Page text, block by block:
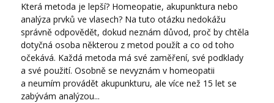
Která metoda je lepší? Homeopatie, akupunktura nebo
analýza prvků ve vlasech? Na tuto otázku nedokážu
správně odpovědět, dokud neznám důvod, proč by chtěla
dotyčná osoba některou z metod použít a co od toho
očekává. Každá metoda má své zaměření, své podklady
a své použití. Osobně se nevyznám v homeopatii
a neumím provádět akupunkturu, ale více než 15 let se
zabývám analýzou...